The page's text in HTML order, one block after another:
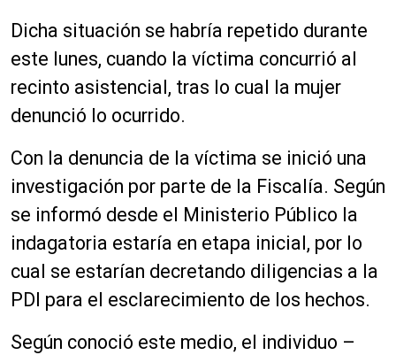
Dicha situación se habría repetido durante
este lunes, cuando la víctima concurrió al
recinto asistencial, tras lo cual la mujer
denunció lo ocurrido.
Con la denuncia de la víctima se inició una
investigación por parte de la Fiscalía. Según
se informó desde el Ministerio Público la
indagatoria estaría en etapa inicial, por lo
cual se estarían decretando diligencias a la
PDI para el esclarecimiento de los hechos.
Según conoció este medio, el individuo –